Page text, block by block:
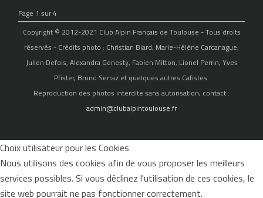
Page 1 sur 4
Copyright © 2012-2021 Club Alpin Français de Toulouse - Tous droits
réservés - Crédits photo : Christian Biard, Marie-Hélène Carcanague,
Julien Defois, Alexandra Genesty, Fabien Mitton, Lionel Perrin, Yves
Pfister, Bruno Serraz et quelques autres Cafistes.
Reproduction des photos interdite sans autorisation, contact :
admin@clubalpintoulouse.fr
Choix utilisateur pour les Cookies
Nous utilisons des cookies afin de vous proposer les meilleurs
services possibles. Si vous déclinez l'utilisation de ces cookies, le
site web pourrait ne pas fonctionner correctement.